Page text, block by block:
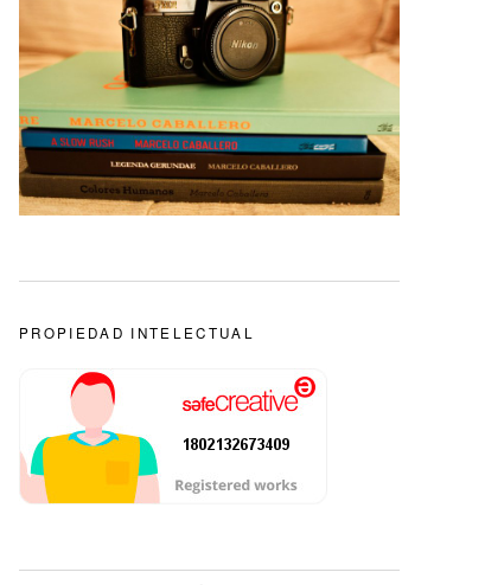
PROPIEDAD INTELECTUAL